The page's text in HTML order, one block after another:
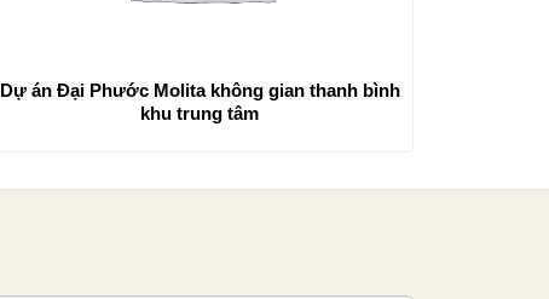
Dự án Đại Phước Molita không gian thanh bình
khu trung tâm